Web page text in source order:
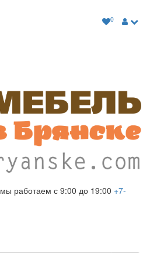
0
мы работаем с 9:00 до 19:00 +7-